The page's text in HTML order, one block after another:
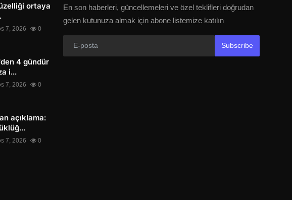
ortaya
7, 2026 0
4 gündür
i...
7, 2026 0
açıklama:
7, 2026 0
En son haberleri, güncellemeleri ve özel teklifleri doğrudan
gelen kutunuza almak için abone listemize katılın
Subscribe